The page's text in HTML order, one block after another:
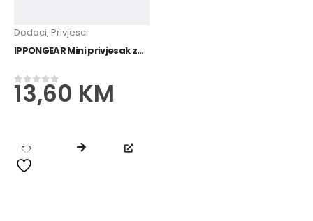
Dodaci, Privjesci
IPPONGEAR Mini privjesak za ključeve s remenom
0 od 5
13,60 KM
IPPONGEAR Mini privjesak za ključeve s remenom